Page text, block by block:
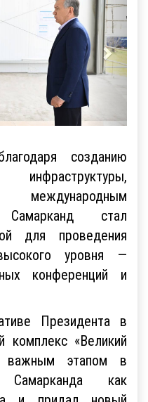
созданию
стал
для проведения
уровня —
конференций и
Президента в
комплекс «Великий
важным этапом в
Самарканда как